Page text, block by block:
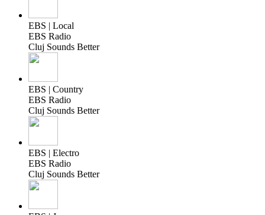
EBS | Local
EBS Radio
Cluj Sounds Better
EBS | Country
EBS Radio
Cluj Sounds Better
EBS | Electro
EBS Radio
Cluj Sounds Better